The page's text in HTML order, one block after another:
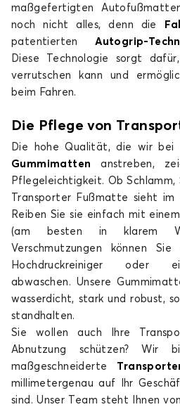
maßgefertigten
noch nicht alles, denn die
patentiertenAutogrip-
Diese Technologie sorgt
verrutschen kann und
beim Fahren.
Die Pflege von
Die hohe Qualität, die wir bei
Gummimatten anstreben,
Pflegeleichtigkeit. Ob Schlamm,
Transporter Fußmatte sieht
Reiben Sie sie einfach mit
(am besten in klarem
Verschmutzungen können
Hochdruckreiniger oder
abwaschen. Unsere
wasserdicht, stark und robust,
standhalten.
Sie wollen auch Ihre
Abnutzung schützen? Wir
maßgeschneiderte
millimetergenau auf Ihr
sind. Unser Team steht Ihnen